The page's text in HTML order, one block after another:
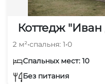
Коттедж
2 м²•спальня: 1•0
Спальных мест: 10
Без питания